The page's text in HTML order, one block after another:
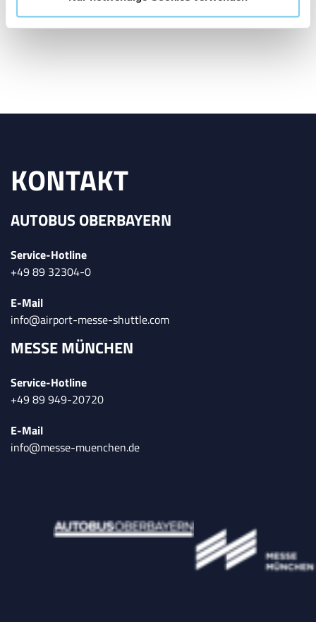
404 Error – Page not
KONTAKT
AUTOBUS OBERBAYERN
Service-Hotline
+49 89 32304-0
E-Mail
info@airport-messe-shuttle.com
MESSE MÜNCHEN
Service-Hotline
+49 89 949-20720
E-Mail
info@messe-muenchen.de